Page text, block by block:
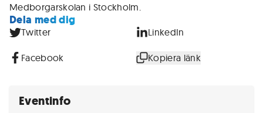
Medborgarskolan i Stockholm.
Dela med dig
Twitter LinkedIn
Facebook Kopiera länk
Eventinfo